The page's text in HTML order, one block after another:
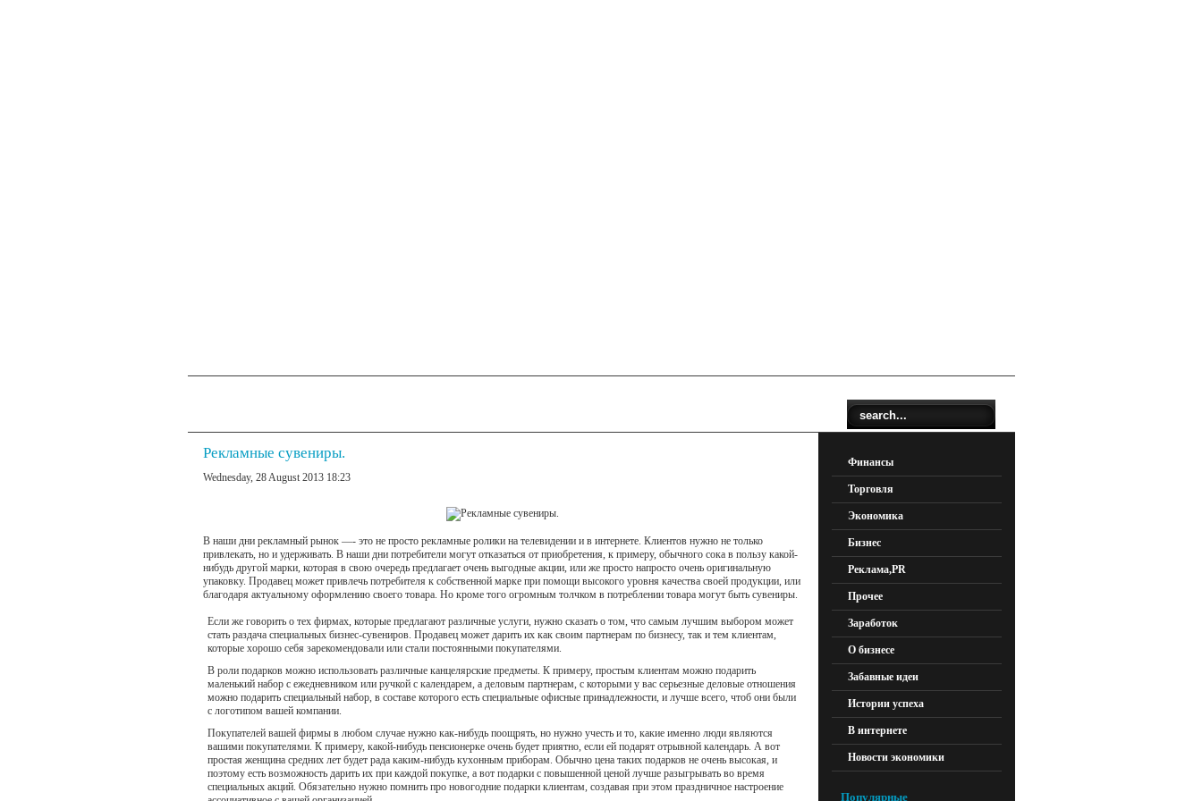
Рекламные сувениры.
Wednesday, 28 August 2013 18:23
В наши дни рекламный рынок —- это не просто рекламные ролики на телевидении и в интернете. Клиентов нужно не только
привлекать, но и удерживать. В наши дни потребители могут отказаться от приобретения, к примеру, обычного сока в пользу какой-
нибудь другой марки, которая в свою очередь предлагает очень выгодные акции, или же просто напросто очень оригинальную
упаковку. Продавец может привлечь потребителя к собственной марке при помощи высокого уровня качества своей продукции, или
благодаря актуальному оформлению своего товара. Но кроме того огромным толчком в потреблении товара могут быть сувениры.
Если же говорить о тех фирмах, которые предлагают различные услуги, нужно сказать о том, что самым лучшим выбором может
стать раздача специальных бизнес-сувениров. Продавец может дарить их как своим партнерам по бизнесу, так и тем клиентам,
которые хорошо себя зарекомендовали или стали постоянными покупателями.
В роли подарков можно использовать различные канцелярские предметы. К примеру, простым клиентам можно подарить
маленький набор с ежедневником или ручкой с календарем, а деловым партнерам, с которыми у вас серьезные деловые отношения
можно подарить специальный набор, в составе которого есть специальные офисные принадлежности, и лучше всего, чтоб они были
с логотипом вашей компании.
Покупателей вашей фирмы в любом случае нужно как-нибудь поощрять, но нужно учесть и то, какие именно люди являются
вашими покупателями. К примеру, какой-нибудь пенсионерке очень будет приятно, если ей подарят отрывной календарь. А вот
простая женщина средних лет будет рада каким-нибудь кухонным приборам. Обычно цена таких подарков не очень высокая, и
поэтому есть возможность дарить их при каждой покупке, а вот подарки с повышенной ценой лучше разыгрывать во время
специальных акций. Обязательно нужно помнить про новогодние подарки клиентам, создавая при этом праздничное настроение
Финансы
Торговля
Экономика
Бизнес
Реклама,PR
Прочее
Заработок
О бизнесе
Забавные идеи
Истории успеха
В интернете
Новости экономики
Популярные